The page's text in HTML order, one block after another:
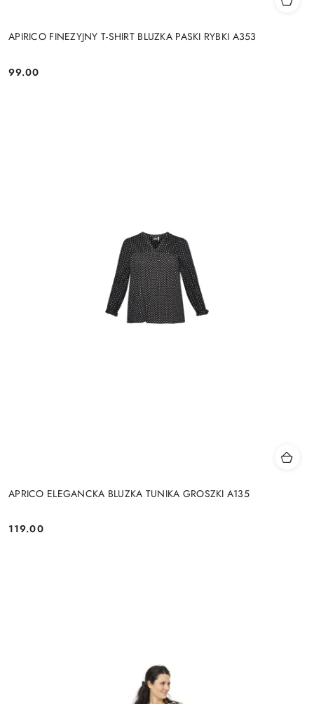
APIRICO FINEZYJNY T-SHIRT BLUZKA PASKI RYBKI A353
Cena:
99.00
APRICO ELEGANCKA BLUZKA TUNIKA GROSZKI A135
Cena:
119.00